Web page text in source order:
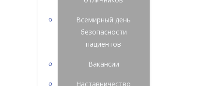
Всемирный день
безопасности
пациентов
Вакансии
Наставничество